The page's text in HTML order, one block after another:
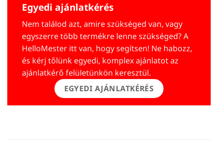
Egyedi ajánlatkérés
Nem találod azt, amire szükséged van, vagy
egyszerre több termékre lenne szükséged? A
HelloMester itt van, hogy segítsen! Ne habozz,
és kérj tőlünk egyedi, komplex ajánlatot az
ajánlatkérő felületünkön keresztül.
EGYEDI AJÁNLATKÉRÉS